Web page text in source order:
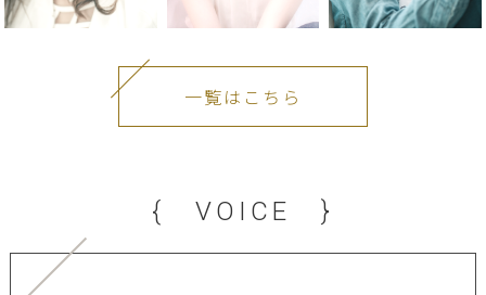
一覧はこちら
{ VOICE }